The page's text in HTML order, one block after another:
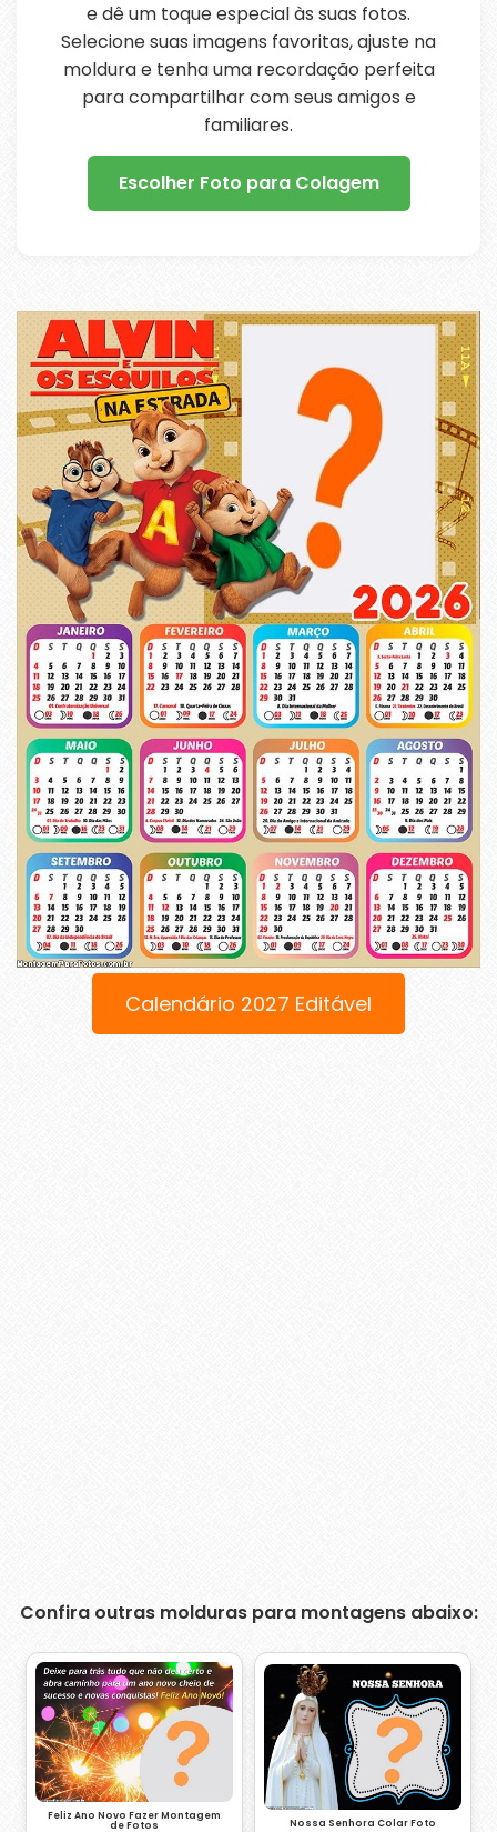
e dê um toque especial às suas fotos.
Selecione suas imagens favoritas, ajuste na
moldura e tenha uma recordação perfeita
para compartilhar com seus amigos e
familiares.
Escolher Foto para Colagem
Calendário 2027 Editável
Confira outras molduras para montagens abaixo:
Feliz Ano Novo Fazer Montagem
de Fotos Nossa Senhora Colar Foto